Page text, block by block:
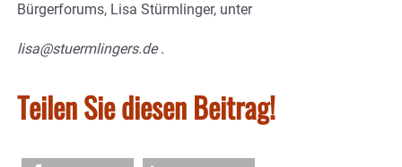
Bürgerforums, Lisa Stürmlinger, unter
lisa@stuermlingers.de .
Teilen Sie diesen Beitrag!